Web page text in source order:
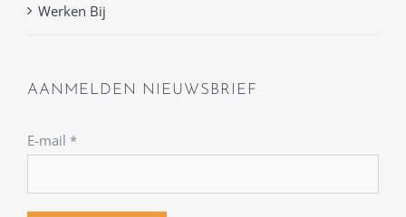
Werken Bij
AANMELDEN NIEUWSBRIEF
E-mail *